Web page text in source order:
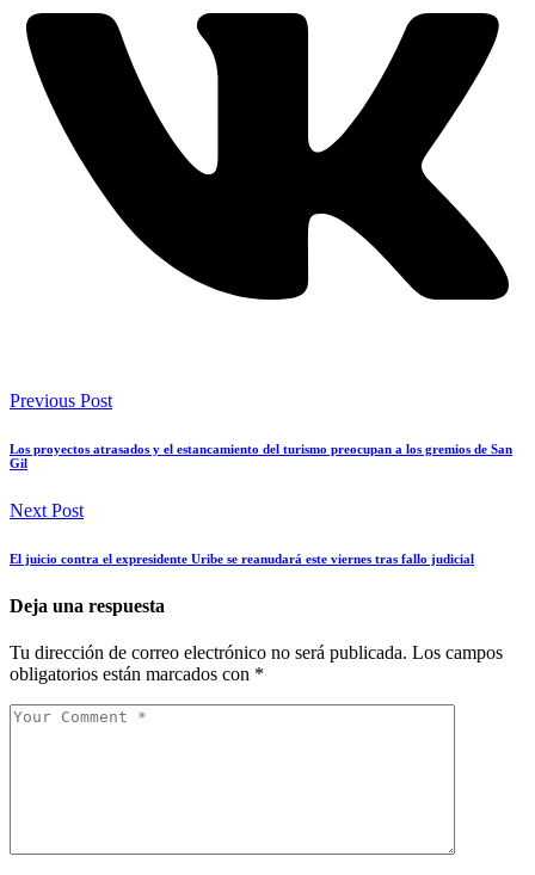
Previous Post
Los proyectos atrasados y el estancamiento del turismo preocupan a los gremios de San
Gil
Next Post
El juicio contra el expresidente Uribe se reanudará este viernes tras fallo judicial
Deja una respuesta
Tu dirección de correo electrónico no será publicada. Los campos
obligatorios están marcados con *